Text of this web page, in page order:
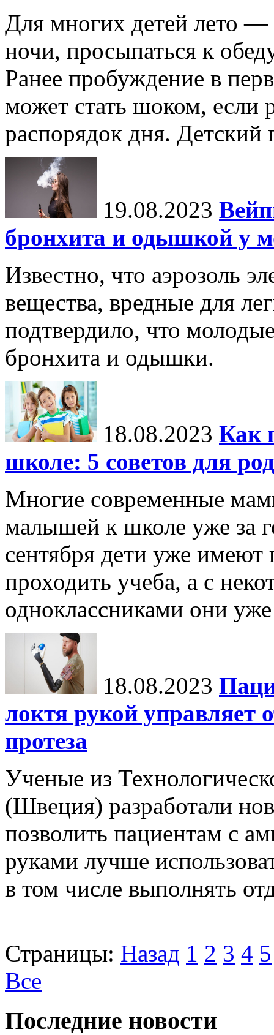
Для многих детей лето —
ночи, просыпаться к
Ранее пробуждение в
может стать шоком, если
распорядок дня. Детский
19.08.2023
бронхита и одышкой у
Известно, что аэрозоль
вещества, вредные для
подтвердило, что
бронхита и одышки.
18.08.2023 Как
школе: 5 советов для
Многие современные
малышей к школе уже за
сентября дети уже имеют
проходить учеба, а с
одноклассниками они
18.08.2023
локтя рукой
протеза
Ученые из
(Швеция) разработали
позволить пациентам с
руками лучше
в том числе выполнять
Страницы: Назад 1 2 3 4 5
Все
Последние новости